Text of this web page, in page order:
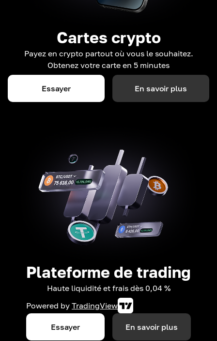
Cartes crypto
Payez en crypto partout où vous le souhaitez.
Obtenez votre carte en 5 minutes
Essayer En savoir plus
Plateforme de trading
Haute liquidité et frais dès 0,04 %
Powered by TradingView
Essayer En savoir plus